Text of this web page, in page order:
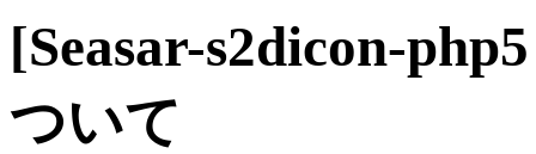
[Seasar-s2dicon-
ついて